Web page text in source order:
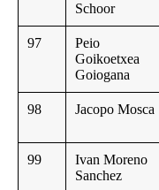
Schoor
97
Peio
Goikoetxea
Goiogana
98
Jacopo Mosca
99
Ivan Moreno
Sanchez